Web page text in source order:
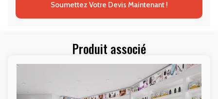
Soumettez Votre Devis Maintenant !
Produit associé